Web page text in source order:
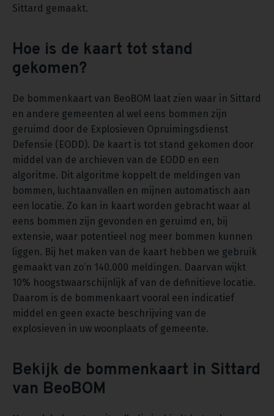
Sittard gemaakt.
Hoe is de kaart tot stand
gekomen?
De bommenkaart van BeoBOM laat zien waar in Sittard
en andere gemeenten al wel eens bommen zijn
geruimd door de Explosieven Opruimingsdienst
Defensie (EODD). De kaart is tot stand gekomen door
middel van de archieven van de EODD en een
algoritme. Dit algoritme koppelt de meldingen van
bommen, luchtaanvallen en mijnen automatisch aan
een locatie. Zo kan in kaart worden gebracht waar al
eens bommen zijn gevonden en geruimd en, bij
extensie, waar potentieel nog meer bommen kunnen
liggen. Bij het maken van de kaart hebben we gebruik
gemaakt van zo’n 140.000 meldingen. Daarvan wijkt
10% hoogstwaarschijnlijk af van de definitieve locatie.
Daarom is de bommenkaart vooral een indicatief
middel en geen exacte beschrijving van de
explosieven in uw woonplaats of gemeente.
Bekijk de bommenkaart in Sittard
van BeoBOM